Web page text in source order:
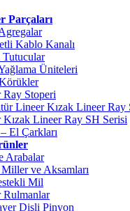
Parçaları
Kablo Kanalı
Tutucular
Üniteleri
Ray Stoperi
Lineer Kızak Lineer Ray
Kızak Lineer Ray SH Serisi
El Çarkları
Arabalar
ve Aksamları
Mil
Rulmanlar
Dişli Pinyon